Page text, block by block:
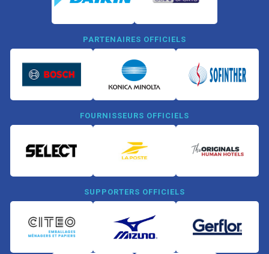
PARTENAIRES OFFICIELS
FOURNISSEURS OFFICIELS
SUPPORTERS OFFICIELS